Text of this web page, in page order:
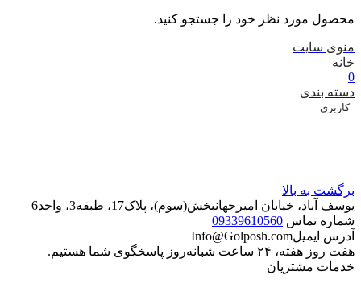
محصول مورد نظر خود را جستجو کنید.
منوی سایت
خانه
0
دسته بندی
کاربری
برگشت به بالا
یوسف آباد، خیابان امیرجهانبخش(سوم)، پلاک17، طبقه3، واحد6
شماره تماس 09339610560
آدرس ایمیلInfo@Golposh.com
هفت روز هفته، ۲۴ ساعت شبانه‌روز پاسخگوی شما هستیم.
خدمات مشتریان